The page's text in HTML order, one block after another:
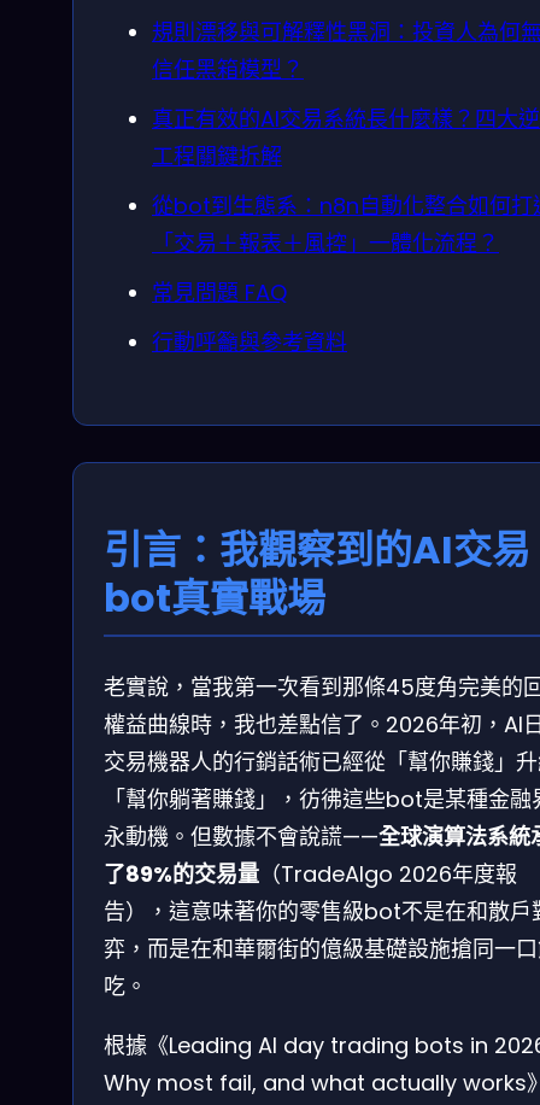
規則漂移與可解釋性黑洞：投資人為何
信任黑箱模型？
真正有效的AI交易系統長什麼樣？四大
工程關鍵拆解
從bot到生態系：n8n自動化整合如何打
「交易＋報表＋風控」一體化流程？
常見問題 FAQ
行動呼籲與參考資料
引言：我觀察到的AI交易
bot真實戰場
老實說，當我第一次看到那條45度角完美的
權益曲線時，我也差點信了。2026年初，AI
交易機器人的行銷話術已經從「幫你賺錢」
「幫你躺著賺錢」，彷彿這些bot是某種金融
永動機。但數據不會說謊——全球演算法系統
了89%的交易量 （TradeAlgo 2026年度報
告），這意味著你的零售級bot不是在和散戶
弈，而是在和華爾街的億級基礎設施搶同一
吃。
根據《Leading AI day trading bots in
Why most fail, and what actually works